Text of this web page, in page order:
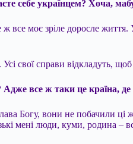
себе українцем? Хоча,
все моє зріле доросле
свої справи відкладуть,
все ж таки це країна,
Богу, вони не побачили ці
мені люди, куми, родина –